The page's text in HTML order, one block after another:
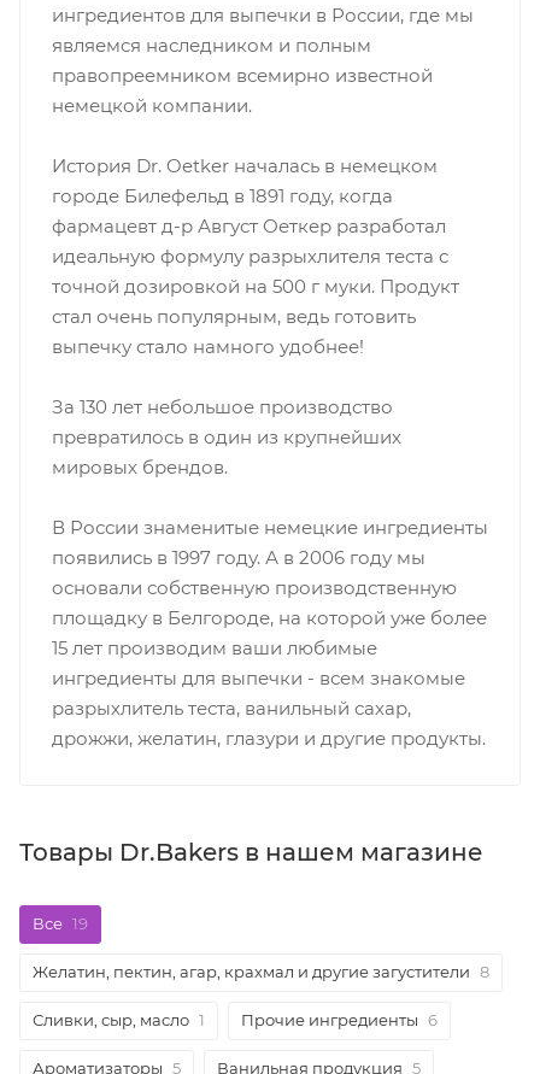
ингредиентов для выпечки в России, где мы
являемся наследником и полным
правопреемником всемирно известной
немецкой компании.
История Dr. Oetker началась в немецком
городе Билефельд в 1891 году, когда
фармацевт д-р Август Оеткер разработал
идеальную формулу разрыхлителя теста с
точной дозировкой на 500 г муки. Продукт
стал очень популярным, ведь готовить
выпечку стало намного удобнее!
За 130 лет небольшое производство
превратилось в один из крупнейших
мировых брендов.
В России знаменитые немецкие ингредиенты
появились в 1997 году. А в 2006 году мы
основали собственную производственную
площадку в Белгороде, на которой уже более
15 лет производим ваши любимые
ингредиенты для выпечки - всем знакомые
разрыхлитель теста, ванильный сахар,
дрожжи, желатин, глазури и другие продукты.
Товары Dr.Bakers в нашем магазине
Все 19
Желатин, пектин, агар, крахмал и другие загустители 8
Сливки, сыр, масло 1 Прочие ингредиенты 6
Ароматизаторы 5 Ванильная продукция 5